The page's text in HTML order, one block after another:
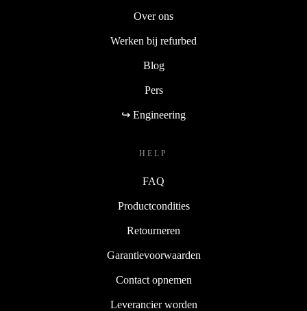
Over ons
Werken bij refurbed
Blog
Pers
↪ Engineering
HELP
FAQ
Productcondities
Retourneren
Garantievoorwaarden
Contact opnemen
Leverancier worden